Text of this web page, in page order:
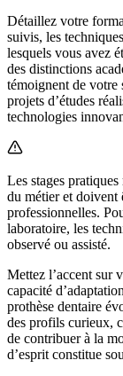
Détaillez votre
suivis, les
lesquels vous avez
des distinctions
témoignent de votre
projets d’études
technologies
Les stages
du métier et doivent
professionnelles.
laboratoire, les
observé ou assisté.
Mettez l’accent sur
capacité
prothèse dentaire
des profils curieux,
de contribuer à la
d’esprit constitue